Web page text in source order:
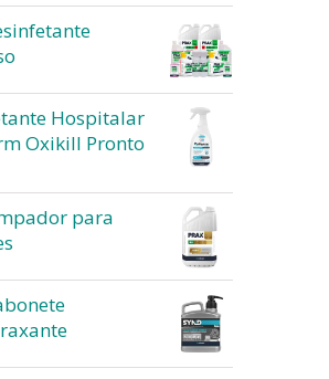
Hospitalar
Oxikill Pronto
para